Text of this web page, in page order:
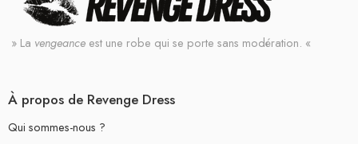
» La vengeance est une robe qui se porte sans modération. «
À propos de Revenge Dress
Qui sommes-nous ?